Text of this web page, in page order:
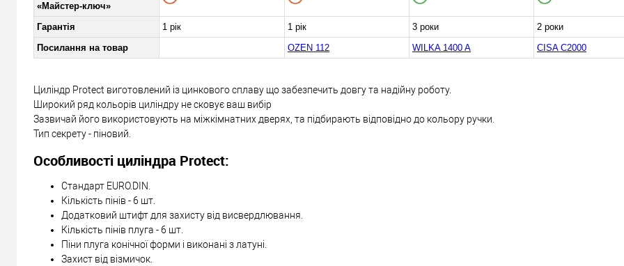
«Майстер-ключ»
Гарантія
1 рік 1 рік 3 роки
2 роки
Посилання на товар
OZEN 112 WILKA 1400 A CISA C2000
Циліндр Protect виготовлений із цинкового сплаву що забезпечить довгу та надійну роботу.
Широкий ряд кольорів циліндру не сковує ваш вибір
Зазвичай його використовують на міжкімнатних дверях, та підбирають відповідно до кольору ручки.
Тип секрету - піновий.
Особливості циліндра Protect:
Стандарт EURO.DIN.
Кількість пінів - 6 шт.
Додатковий штифт для захисту від висвердлювання.
Кількість пінів плуга - 6 шт.
Піни плуга конічної форми і виконані з латуні.
Захист від візмичок.